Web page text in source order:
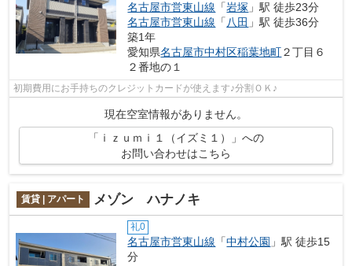
名古屋市営東山線 「岩塚 」駅 徒歩23分
名古屋市営東山線 「 八田 」駅 徒歩36分
築1年
愛知県名古屋市中村区稲葉地町２丁目６
２番地の１
初期費用にお手持ちのクレジットカードが使えます♪分割ＯＫ♪
現在空室情報がありません。
「ｉｚｕｍｉ１（イズミ１）」への
お問い合わせはこちら
賃貸 | アパート メゾン ハナノキ
礼0
名古屋市営東山線 「中村公園 」駅 徒歩15
分